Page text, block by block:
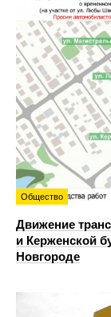
Общество
Движение
и Керженской
Новгороде